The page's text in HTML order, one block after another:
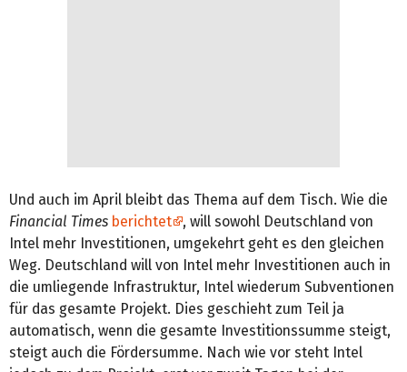
Und auch im April bleibt das Thema auf dem Tisch. Wie die
Financial Times berichtet
, will sowohl Deutschland von
Intel mehr Investitionen, umgekehrt geht es den gleichen
Weg. Deutschland will von Intel mehr Investitionen auch in
die umliegende Infrastruktur, Intel wiederum Subventionen
für das gesamte Projekt. Dies geschieht zum Teil ja
automatisch, wenn die gesamte Investitionssumme steigt,
steigt auch die Fördersumme. Nach wie vor steht Intel